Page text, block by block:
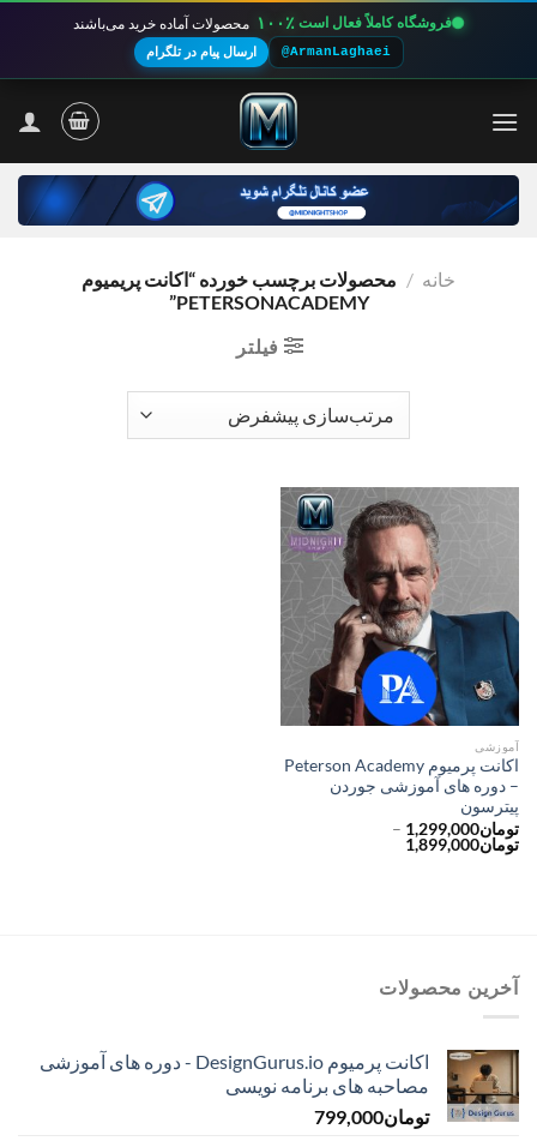
فروشگاه کاملاً فعال است ۱۰۰٪ محصولات آماده خرید می‌باشند
@ArmanLaghaei ارسال پیام در تلگرام
خانه / محصولات برچسب خورده “اکانت پریمیوم
PETERSONACADEMY”
فیلتر
آموزشی
اکانت پرمیوم Peterson Academy
– دوره های آموزشی جوردن
پیترسون
تومان1,299,000
–
تومان1,899,000محدوده
آخرین محصولات
اکانت پرمیوم DesignGurus.io - دوره ‌های آموزشی
مصاحبه ‌های برنامه نویسی
تومان799,000